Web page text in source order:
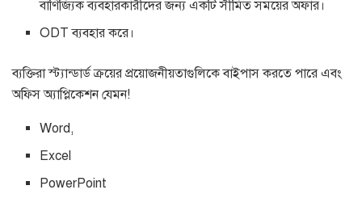
বাণিজ্যিক ব্যবহারকারীদের জন্য একটি সীমিত সময়ের অফার।
ODT ব্যবহার করে।
ব্যক্তিরা স্ট্যান্ডার্ড ক্রয়ের প্রয়োজনীয়তাগুলিকে বাইপাস করতে পারে এবং
অফিস অ্যাপ্লিকেশন যেমন!
Word,
Excel
PowerPoint